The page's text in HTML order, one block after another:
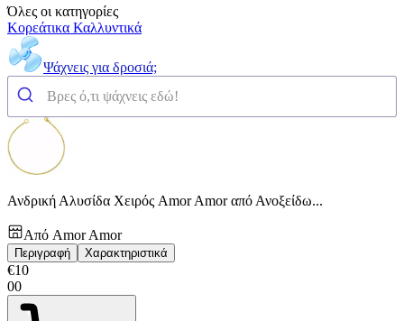
Όλες οι κατηγορίες
Κορεάτικα Καλλυντικά
Ψάχνεις για δροσιά;
Ανδρική Αλυσίδα Χειρός Amor Amor από Ανοξείδω...
Από Amor Amor
Περιγραφή Χαρακτηριστικά
€10
00